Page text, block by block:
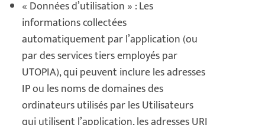
« Données d’utilisation » : Les
informations collectées
automatiquement par l’application (ou
par des services tiers employés par
UTOPIA), qui peuvent inclure les adresses
IP ou les noms de domaines des
ordinateurs utilisés par les Utilisateurs